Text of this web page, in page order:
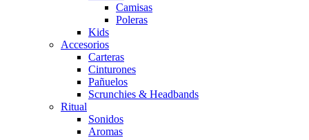
Camisas
Poleras
Kids
Accesorios
Carteras
Cinturones
Pañuelos
Scrunchies & Headbands
Ritual
Sonidos
Aromas